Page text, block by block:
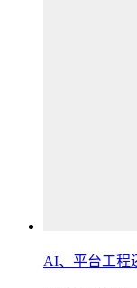
AI、平台工程